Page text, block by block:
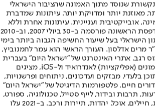
שנוסד מתוך האמונה שהציבור הישראלי
מאוזנת יותר ומדויקת יותר. עיתונות שמדברת
אובייקטיבית ועניינית. עיתונות אחרת וללא
תשלום. המהדורה המודפסת הראשונה פורסמה ב-30 ביולי 2007, וב-2010
הישראלי בעל שיעור החשיפה הגבוה ביותר בימי
מרים אדלסון. העורך הראשי הוא עמר לחמנוביץ,
רגב. אתרי האינטרנט של "ישראל היום" בעברית
ובאנגלית, כמו כן היישומונים (אפליקציות) לאנדרואיד ול-iOS, מציגים
בלעדי, מבזקים ועדכונים, ניתוחים ופרשנויות,
חיים. פלטפורמות הדיגיטל של "ישראל היום"
תרבות ובידור, לייף סטייל, טכנולוגיה, ספורט,
כלכלה וצרכנות, בריאות, חיילים, אוכל, יהדות, תיירות ורכב. ב-2021 עלו